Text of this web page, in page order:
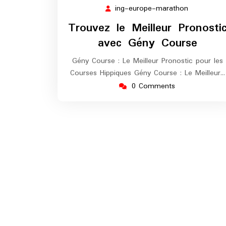
novembre
ing-europe-marathon
marathon
Trouvez le Meilleur
avec Gény Course
Gény Course : Le Meilleur Pronostic pour les
Courses Hippiques Gény Course : Le Meilleur…
0 Comments